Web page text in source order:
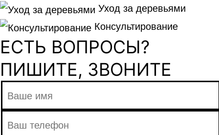
Уход за деревьями
Консультирование
ЕСТЬ ВОПРОСЫ?
ПИШИТЕ, ЗВОНИТЕ